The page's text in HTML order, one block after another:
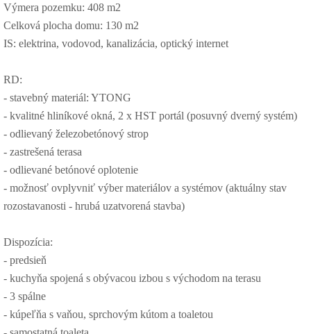
Výmera pozemku: 408 m2
Celková plocha domu: 130 m2
IS: elektrina, vodovod, kanalizácia, optický internet
RD:
- stavebný materiál: YTONG
- kvalitné hliníkové okná, 2 x HST portál (posuvný dverný systém)
- odlievaný železobetónový strop
- zastrešená terasa
- odlievané betónové oplotenie
- možnosť ovplyvniť výber materiálov a systémov (aktuálny stav
rozostavanosti - hrubá uzatvorená stavba)
Dispozícia:
- predsieň
- kuchyňa spojená s obývacou izbou s východom na terasu
- 3 spálne
- kúpeľňa s vaňou, sprchovým kútom a toaletou